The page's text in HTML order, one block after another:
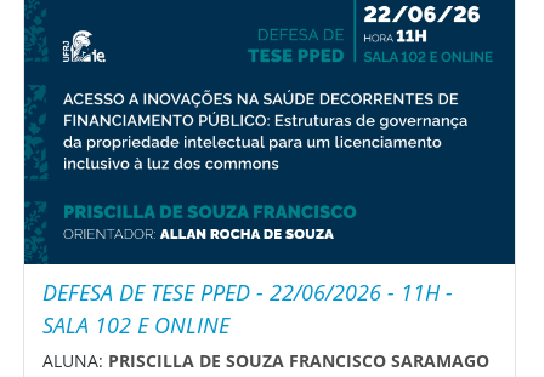
DEFESA DE TESE PPED - 22/06/2026 - 11H -
SALA 102 E ONLINE
ALUNA: PRISCILLA DE SOUZA FRANCISCO SARAMAGO